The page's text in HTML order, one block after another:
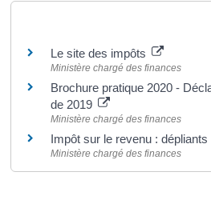
Le site des impôts
Ministère chargé des finances
Brochure pratique 2020 -
de 2019
Ministère chargé des finances
Impôt sur le revenu :
Ministère chargé des finances